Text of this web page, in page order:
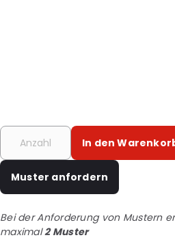
In den
Muster anfordern
Bei der Anforderung von Mustern
maximal2 Muster